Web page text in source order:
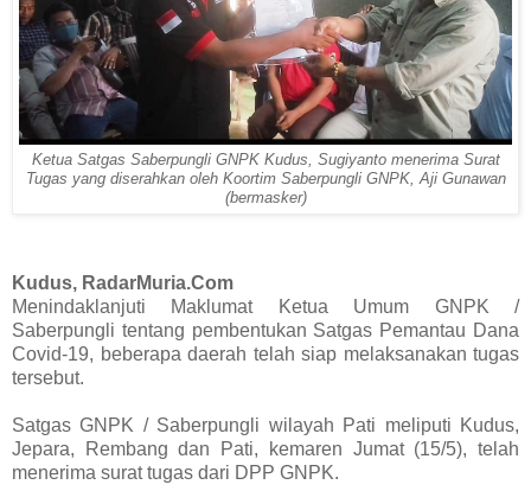
Ketua Satgas Saberpungli GNPK Kudus, Sugiyanto menerima Surat
Tugas yang diserahkan oleh Koortim Saberpungli GNPK, Aji Gunawan
(bermasker)
Kudus, RadarMuria.Com
Menindaklanjuti Maklumat Ketua Umum GNPK /
Saberpungli tentang pembentukan Satgas Pemantau Dana
Covid-19, beberapa daerah telah siap melaksanakan tugas
tersebut.
Satgas GNPK / Saberpungli wilayah Pati meliputi Kudus,
Jepara, Rembang dan Pati, kemaren Jumat (15/5), telah
menerima surat tugas dari DPP GNPK.